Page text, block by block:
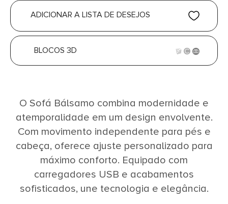
ADICIONAR A LISTA DE DESEJOS
BLOCOS 3D
O Sofá Bálsamo combina modernidade e
atemporalidade em um design envolvente.
Com movimento independente para pés e
cabeça, oferece ajuste personalizado para
máximo conforto. Equipado com
carregadores USB e acabamentos
sofisticados, une tecnologia e elegância.